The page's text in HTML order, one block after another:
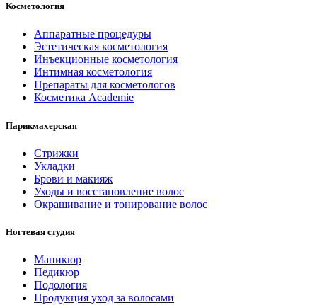
Косметология
Аппаратные процедуры
Эстетическая косметология
Инъекционные косметология
Интимная косметология
Препараты для косметологов
Косметика Academie
Парикмахерская
Стрижки
Укладки
Брови и макияж
Уходы и восстановление волос
Окрашивание и тонирование волос
Ногтевая студия
Маникюр
Педикюр
Подология
Продукция уход за волосами